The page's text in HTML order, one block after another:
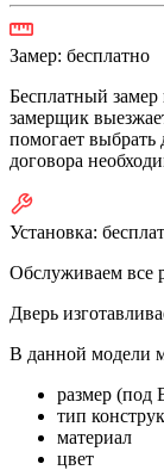
Замер: бесплатно
Бесплатный
замерщик
помогает выбрать
договора
Установка:
Обслуживаем
Дверь
В данной модели
размер (под
тип
материал
цвет